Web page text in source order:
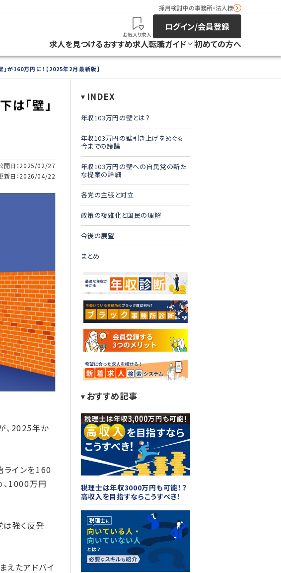
採用検討中の事務所・法人様
お気入り求人
ログイン/会員登録
求人を見つけるおすすめ求人転職ガイド 初めての方へ
が160万円に！【2025年2月最新版】
INDEX
年収103万円の壁とは？
年収103万円の壁引き上げをめぐる
今までの議論
年収103万円の壁への自民党の新た
な提案の詳細
各党の主張と対立
政策の複雑化と国民の理解
今後の展望
まとめ
おすすめ記事
税理士は年収3000万円も可能！？
高収入を目指すならこうすべき！
「壁」
開日：2025/02/27
新日：2026/04/22
、2025年か
インを160
、1000万円
強く反発
えたアドバイ